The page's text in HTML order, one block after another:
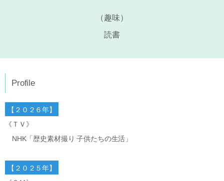
（趣味）
読書
Profile
【２０２６年】
《ＴＶ》
NHK「歴史素材撮り 子供たちの生活」
【２０２５年】